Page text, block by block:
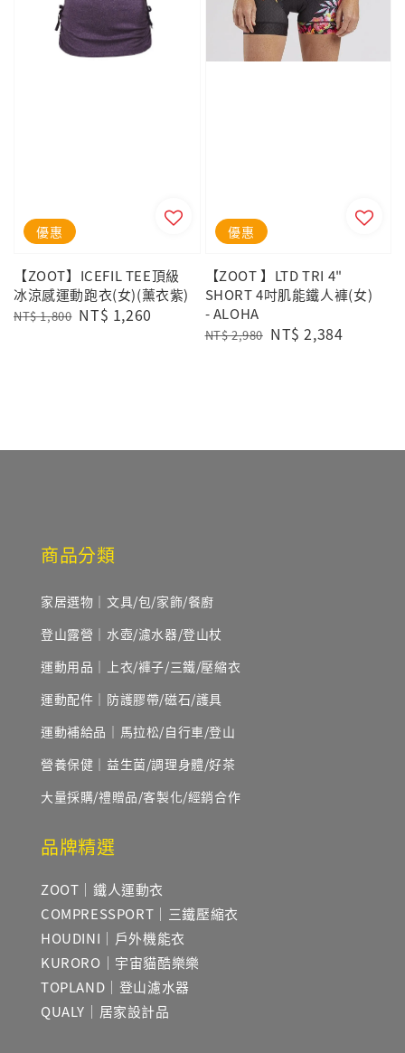
優惠
【ZOOT】ICEFIL TEE頂級
冰涼感運動跑衣(女)(薰衣紫)
Regular
NT$ 1,800 Sale
NT$ 1,260
優惠
【ZOOT 】LTD TRI 4"
SHORT 4吋肌能鐵人褲(女)
- ALOHA
Regular
NT$ 2,980 Sale
NT$ 2,384
商品分類
家居選物｜文具/包/家飾/餐廚
登山露營｜水壺/濾水器/登山杖
運動用品｜上衣/褲子/三鐵/壓縮衣
運動配件｜防護膠帶/磁石/護具
運動補給品｜馬拉松/自行車/登山
營養保健｜益生菌/調理身體/好茶
大量採購/禮贈品/客製化/經銷合作
品牌精選
ZOOT｜鐵人運動衣
COMPRESSPORT｜三鐵壓縮衣
HOUDINI｜戶外機能衣
KURORO｜宇宙貓酷樂樂
TOPLAND｜登山濾水器
QUALY｜居家設計品